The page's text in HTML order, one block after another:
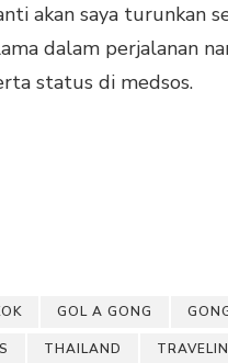
akan saya turunkan
dalam perjalanan
status di medsos.
GOL A GONG
THAILAND